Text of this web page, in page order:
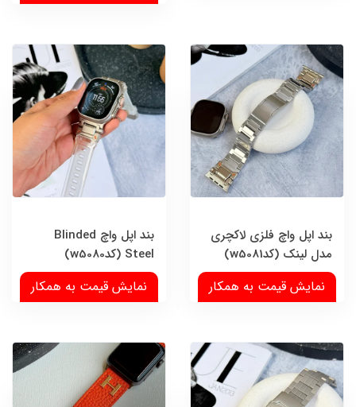
بند اپل واچ فلزی لاکچری
مدل لینک (کدw5081)
نمایش قیمت به همکار
بند اپل واچ Blinded
Steel (کدw5080)
نمایش قیمت به همکار